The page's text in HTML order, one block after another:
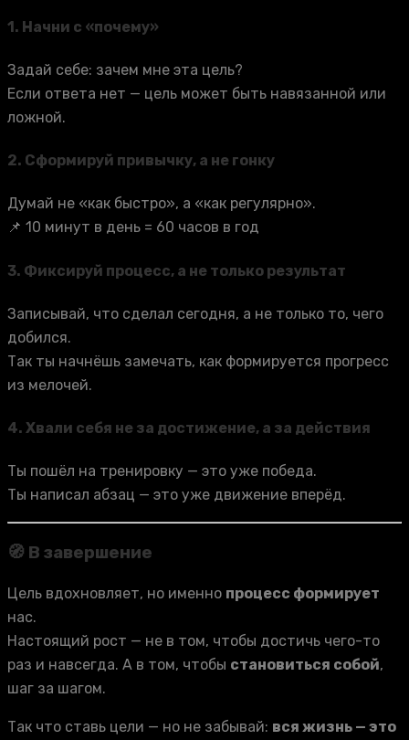
1. Начни с «почему»
Задай себе: зачем мне эта цель?
Если ответа нет — цель может быть навязанной или
ложной.
2. Сформируй привычку, а не гонку
Думай не «как быстро», а «как регулярно».
📌 10 минут в день = 60 часов в год
3. Фиксируй процесс, а не только результат
Записывай, что сделал сегодня, а не только то, чего
добился.
Так ты начнёшь замечать, как формируется прогресс
из мелочей.
4. Хвали себя не за достижение, а за действия
Ты пошёл на тренировку — это уже победа.
Ты написал абзац — это уже движение вперёд.
🧭 В завершение
Цель вдохновляет, но именно процесс формирует
нас.
Настоящий рост — не в том, чтобы достичь чего-то
раз и навсегда. А в том, чтобы становиться собой,
шаг за шагом.
Так что ставь цели — но не забывай: вся жизнь — это